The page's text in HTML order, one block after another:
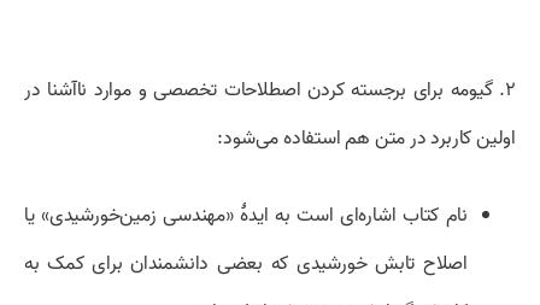
۲. گیومه برای برجسته کردن اصطلاحات تخصصی و موارد ناآشنا در
اولین کاربرد در متن هم استفاده می‌شود:
نام کتاب اشاره‌ای است به ایدۀ «‌مهندسی زمین‌خورشیدی» یا
اصلاح تابش خورشیدی که بعضی دانشمندان برای کمک به